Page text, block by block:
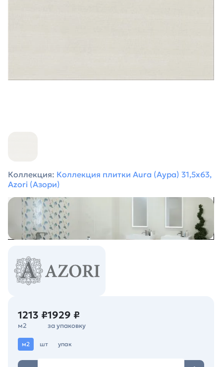
Коллекция: Коллекция плитки Aura (Аура) 31,5х63,
Azori (Азори)
1213 ₽
м2
1929 ₽
за упаковку
м2 шт упак